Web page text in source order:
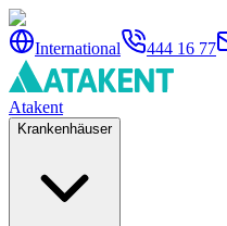
International 444 16 77
Atakent
Krankenhäuser